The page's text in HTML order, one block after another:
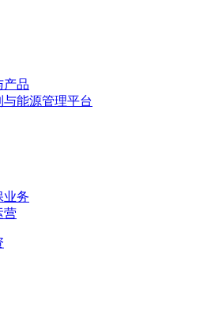
产品
能源管理平台
业务
营